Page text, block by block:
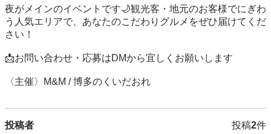
夜がメインのイベントです🌙観光客・地元のお客様でにぎわ
う人気エリアで、あなたのこだわりグルメをぜひ届けてくだ
さい！
📩お問い合わせ・応募はDMから宜しくお願いします
〈主催〉M&M / 博多のくいだおれ
投稿者 投稿2件